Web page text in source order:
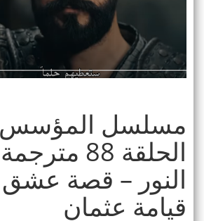
مسلسل المؤسس
الحلقة 88
قيامة عثمان